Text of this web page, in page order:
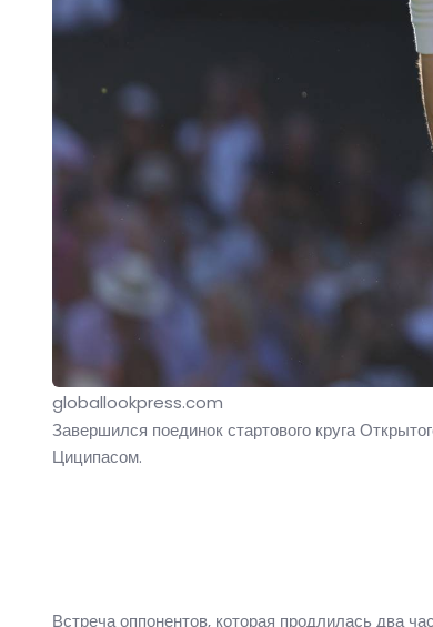
globallookpress.com
Завершился поединок стартового круга
Циципасом.
Встреча оппонентов, которая продлилась два